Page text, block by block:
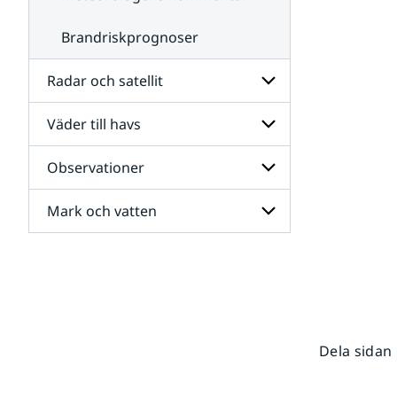
Brandriskprognoser
Radar och satellit
Undersidor
för
Radar
och
satellit
Väder till havs
Undersidor
för
Väder
till
havs
Observationer
Undersidor
för
Mark och vatten
Dela sidan